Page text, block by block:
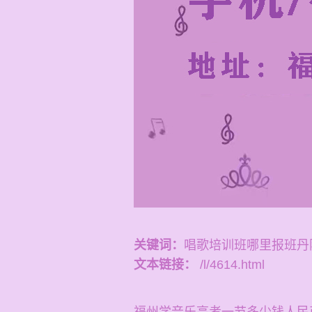
关键词： 唱歌培训班哪里报班
文本链接：
/l/4614.html